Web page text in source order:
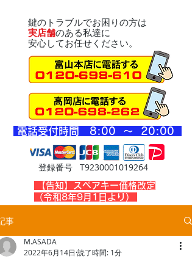
鍵のトラブルでお困りの方は
実店舗のある私達に
安心してお任せください。
登録番号 T9230001019264
​電話受付時間 8:00 ～ 20:00
​【告知】スペアキー価格改定
（令和8年9月1日より）
事
M.ASADA
2022年6月14日 読了時間: 1分